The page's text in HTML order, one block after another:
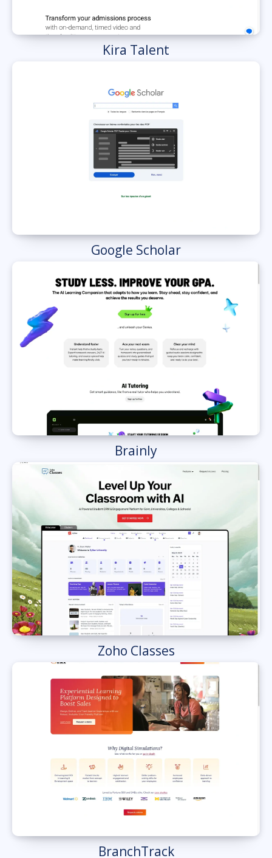
Kira Talent
Google Scholar
Brainly
Zoho Classes
BranchTrack